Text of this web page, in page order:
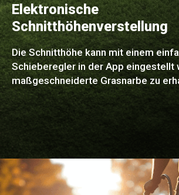
Elektronische
Schnitthöhenverstellung
Die Schnitthöhe kann mit einem
Schieberegler in der App eingestellt
maßgeschneiderte Grasnarbe zu